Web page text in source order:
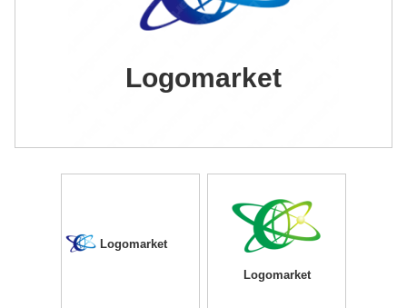
Logomarket
Logomarket
Logomarket